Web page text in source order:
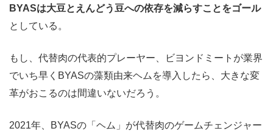
BYASは大豆とえんどう豆への依存を減らすことをゴール
としている。
もし、代替肉の代表的プレーヤー、ビヨンドミートが業界
でいち早くBYASの藻類由来ヘムを導入したら、大きな変
革がおこるのは間違いないだろう。
2021年、BYASの「ヘム」が代替肉のゲームチェンジャー